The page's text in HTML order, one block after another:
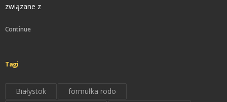
związane z
Continue
Tagi
Białystok formułka rodo